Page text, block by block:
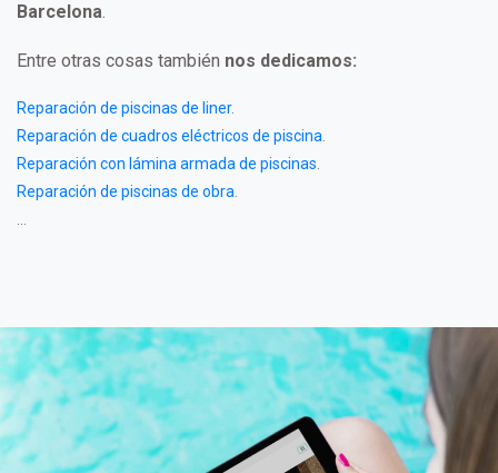
Barcelona.
Entre otras cosas también nos dedicamos:
Reparación de piscinas de liner.
Reparación de cuadros eléctricos de piscina
Reparación con lámina armada de piscinas
Reparación de piscinas de obra